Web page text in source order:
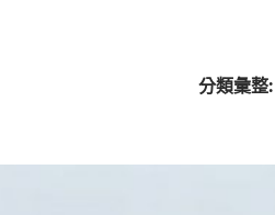
分類彙整